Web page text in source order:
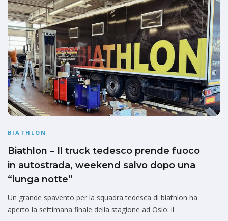
BIATHLON
Biathlon – Il truck tedesco prende fuoco
in autostrada, weekend salvo dopo una
“lunga notte”
Un grande spavento per la squadra tedesca di biathlon ha
aperto la settimana finale della stagione ad Oslo: il